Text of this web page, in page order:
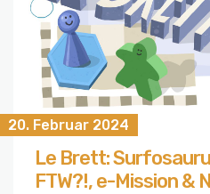
20. Februar 2024
Le Brett:
FTW?!, e-Mission &